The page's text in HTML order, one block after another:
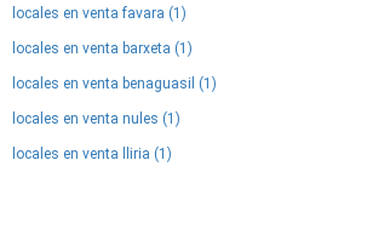
locales en venta favara (1)
locales en venta barxeta (1)
locales en venta benaguasil (1)
locales en venta nules (1)
locales en venta lliria (1)